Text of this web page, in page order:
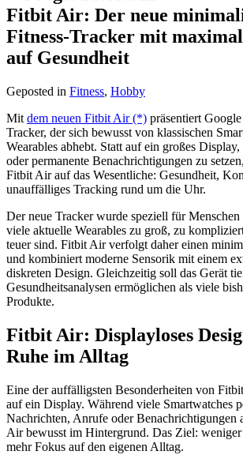
Fitbit Air: Der neue
Fitness-Tracker mit
auf Gesundheit
Geposted in Fitness, Hobby
Mit dem neuen Fitbit Air (*) präsentiert
Tracker, der sich bewusst von klassischen
Wearables abhebt. Statt auf ein großes
oder permanente Benachrichtigungen zu
Fitbit Air auf das Wesentliche: Gesundheit,
unauffälliges Tracking rund um die Uhr.
Der neue Tracker wurde speziell für
viele aktuelle Wearables zu groß, zu
teuer sind. Fitbit Air verfolgt daher einen
und kombiniert moderne Sensorik mit einem
diskreten Design. Gleichzeitig soll das Gerät
Gesundheitsanalysen ermöglichen als viele
Produkte.
Fitbit Air: Displayloses
Ruhe im Alltag
Eine der auffälligsten Besonderheiten von
auf ein Display. Während viele Smartwatches
Nachrichten, Anrufe oder Benachrichtigungen
Air bewusst im Hintergrund. Das Ziel:
mehr Fokus auf den eigenen Alltag.